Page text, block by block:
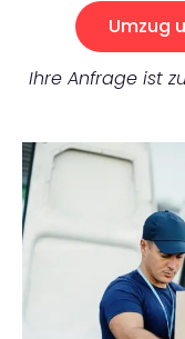
Umzug
Ihre Anfrage ist